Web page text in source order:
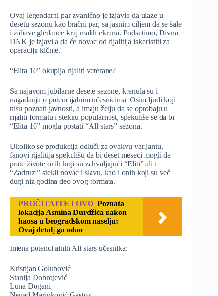
Ovaj legendarni par zvanično je izjavio da ulaze u
desetu sezonu kao bračni par, sa jasnim ciljem da se šale
i zabave gledaoce kraj malih ekrana. Podsetimo, Divna
DNK je izjavila da će novac od rijalitija iskoristiti za
operaciju kičme.
“Elita 10” okuplja rijaliti veterane?
Sa najavom jubilarne desete sezone, krenula su i
nagađanja o potencijalnim učesnicima. Osim ljudi koji
nisu poznati javnosti, a imaju želju da se oprobaju u
rijaliti formatu i steknu popularnost, spekuliše se da bi
“Elita 10” mogla postati “All stars” sezona.
Ukoliko se produkcija odluči za ovakvu varijantu,
fanovi rijalitija spekulišu da bi deset meseci mogli da
prate živote onih koji su zahvaljujući “Eliti” ali i
“Zadruzi” stekli novac i slavu, kao i onih koji su već
dugi niz godina deo ovog formata.
PROČITAJTE I OVO Poznata
lokacija Asmina Durdžića nakon
haosa u beogradskom naselju:
Ovaj detalj ga odao
Imena potencijalnih All stars učesnika:
Kristijan Golubović
Stanija Dobrojević
Luna Đogani